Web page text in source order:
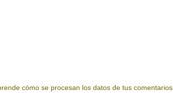
cómo se procesan los datos de tus comentarios.